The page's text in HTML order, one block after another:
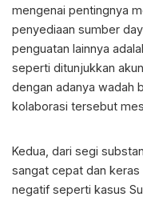
mengenai pentingnya
penyediaan sumber
penguatan lainnya
seperti ditunjukkan
dengan adanya wadah
kolaborasi tersebut
Kedua, dari segi
sangat cepat dan
negatif seperti kasus